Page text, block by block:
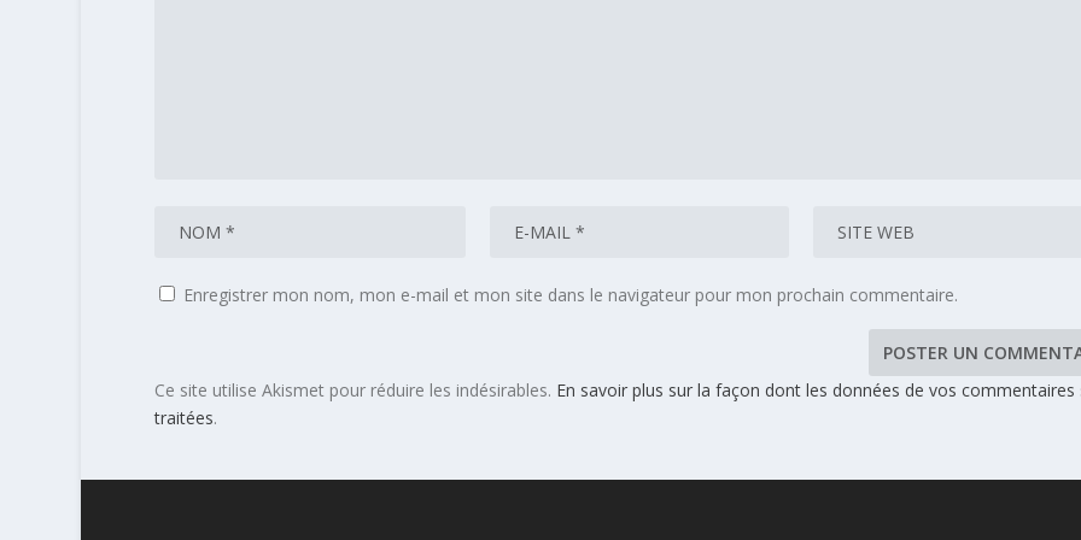
Enregistrer mon nom, mon e-mail et mon site dans le navigateur pour mon prochain commentaire.
Ce site utilise Akismet pour réduire les indésirables. En savoir plus sur la façon dont les données de vos commentaires
traitées.